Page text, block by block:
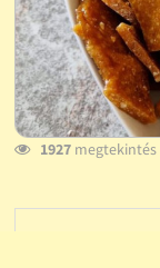
1927megtekintés